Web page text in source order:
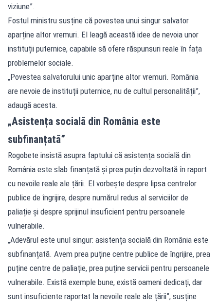
viziune”.
Fostul ministru susține că povestea unui singur salvator
aparține altor vremuri. El leagă această idee de nevoia unor
instituții puternice, capabile să ofere răspunsuri reale în fața
problemelor sociale.
„Povestea salvatorului unic aparține altor vremuri. România
are nevoie de instituții puternice, nu de cultul personalității”,
adaugă acesta.
„Asistența socială din România este
subfinanțată”
Rogobete insistă asupra faptului că asistența socială din
România este slab finanțată și prea puțin dezvoltată în raport
cu nevoile reale ale țării. El vorbește despre lipsa centrelor
publice de îngrijire, despre numărul redus al serviciilor de
paliație și despre sprijinul insuficient pentru persoanele
vulnerabile.
„Adevărul este unul singur: asistența socială din România este
subfinanțată. Avem prea puține centre publice de îngrijire, prea
puține centre de paliație, prea puține servicii pentru persoanele
vulnerabile. Există exemple bune, există oameni dedicați, dar
sunt insuficiente raportat la nevoile reale ale țării”, susține